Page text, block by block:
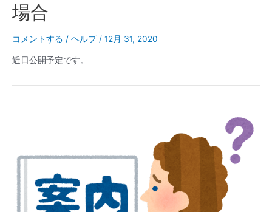
場合
コメントする / ヘルプ/ 12月 31, 2020
近日公開予定です。